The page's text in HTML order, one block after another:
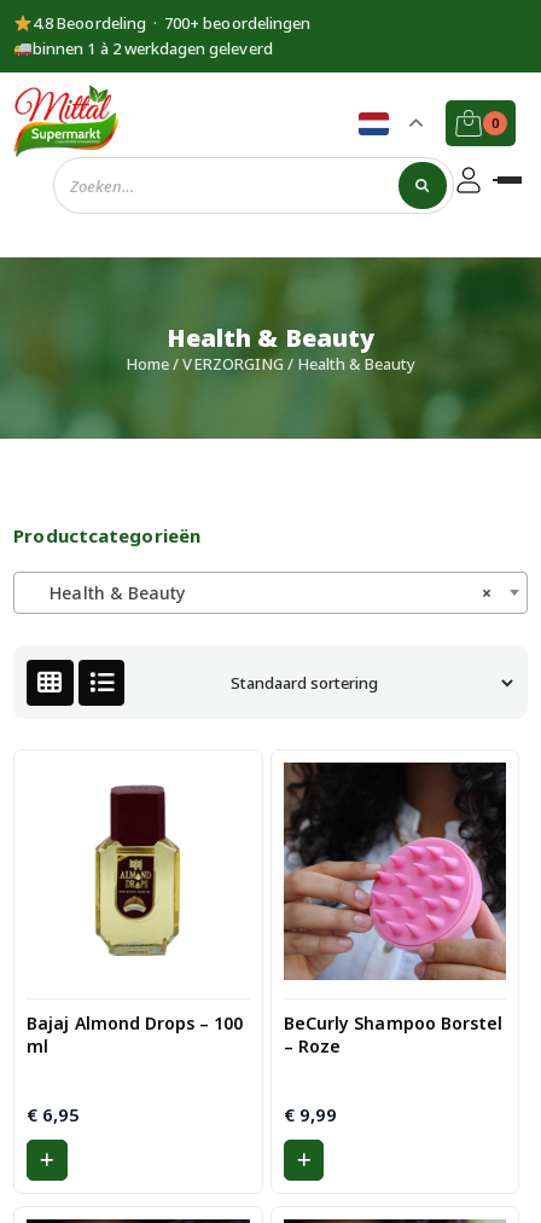
4.8 Beoordeling · 700+ beoordelingen
binnen 1 à 2 werkdagen geleverd
Supermarkt
Mittal
0
Health & Beauty
Home/VERZORGING/ Health & Beauty
Productcategorieën
×
Health & Beauty
Bajaj Almond Drops – 100
ml
€ 6,95
BeCurly Shampoo Borstel
– Roze
€9,99